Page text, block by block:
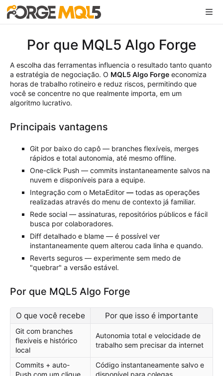
Por que MQL5 Algo Forge
A escolha das ferramentas influencia o resultado tanto quanto
a estratégia de negociação. O MQL5 Algo Forge economiza
horas de trabalho rotineiro e reduz riscos, permitindo que
você se concentre no que realmente importa, em um
algoritmo lucrativo.
Principais vantagens
Git por baixo do capô — branches flexíveis, merges
rápidos e total autonomia, até mesmo offline.
One-click Push — commits instantaneamente salvos na
nuvem e disponíveis para a equipe.
Integração com o MetaEditor — todas as operações
realizadas através do menu de contexto já familiar.
Rede social — assinaturas, repositórios públicos e fácil
busca por colaboradores.
Diff detalhado e blame — é possível ver
instantaneamente quem alterou cada linha e quando.
Reverts seguros — experimente sem medo de
"quebrar" a versão estável.
Por que MQL5 Algo Forge
O que você recebe Por que isso é importante
Git com branches
flexíveis e histórico
local
Autonomia total e velocidade de
trabalho sem precisar da internet
Commits + auto-
Push com um clique
Código instantaneamente salvo e
disponível para colegas